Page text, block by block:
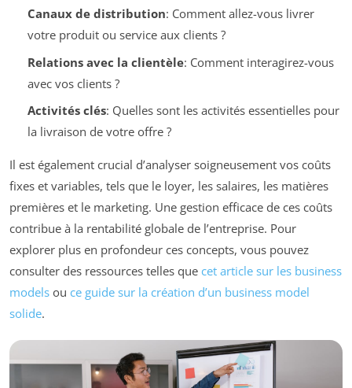
Canaux de distribution: Comment allez-vous livrer
votre produit ou service aux clients ?
Relations avec la clientèle: Comment interagirez-vous
avec vos clients ?
Activités clés: Quelles sont les activités essentielles pour
la livraison de votre offre ?
Il est également crucial d’analyser soigneusement vos coûts
fixes et variables, tels que le loyer, les salaires, les matières
premières et le marketing. Une gestion efficace de ces coûts
contribue à la rentabilité globale de l’entreprise. Pour
explorer plus en profondeur ces concepts, vous pouvez
consulter des ressources telles que cet article sur les business
models ou ce guide sur la création d’un business model
solide.